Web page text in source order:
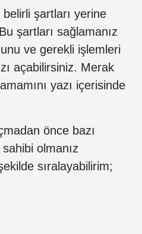
şartları yerine
şartları sağlamanız
ve gerekli işlemleri
açabilirsiniz. Merak
yazı içerisinde
önce bazı
olmanız
sıralayabilirim;